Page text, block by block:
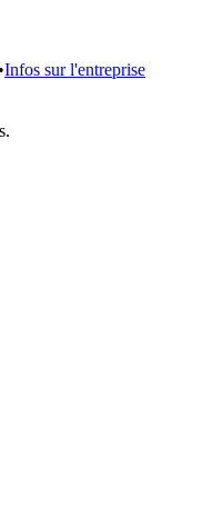
•Infos sur l'entreprise